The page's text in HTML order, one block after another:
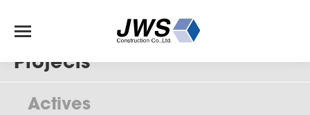
Projects
Actives